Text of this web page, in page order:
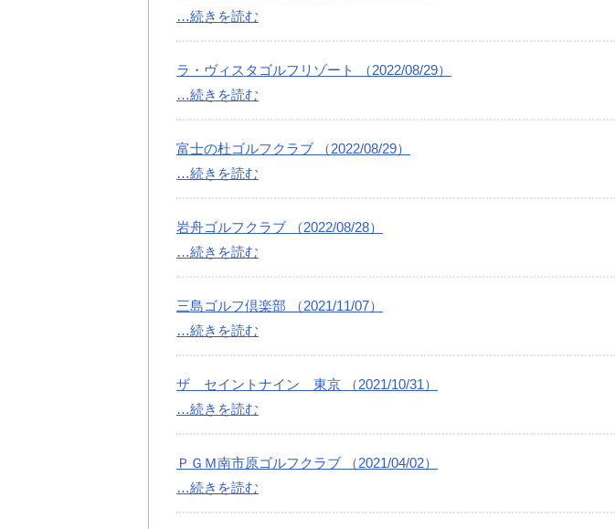
…続きを読む
ラ・ヴィスタゴルフリゾート （2022/08/29）
…続きを読む
富士の杜ゴルフクラブ （2022/08/29）
…続きを読む
岩舟ゴルフクラブ （2022/08/28）
…続きを読む
三島ゴルフ倶楽部 （2021/11/07）
…続きを読む
ザ セイントナイン 東京 （2021/10/31）
…続きを読む
ＰＧＭ南市原ゴルフクラブ （2021/04/02）
…続きを読む